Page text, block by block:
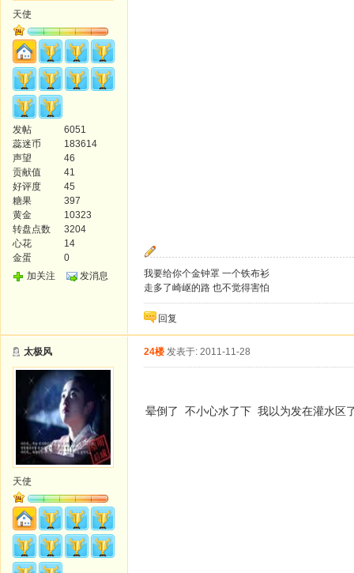
天使
发帖
6051
蕊迷币
183614
声望
46
贡献值
41
好评度
45
糖果
397
黄金
10323
转盘点数
3204
心花
14
金蛋
0
加关注
发消息
我要给你个金钟罩 一个铁布衫
走多了崎岖的路 也不觉得害怕
回复
太极风
天使
24楼 发表于: 2011-11-28
晕倒了 不小心水了下 我以为发在灌水区